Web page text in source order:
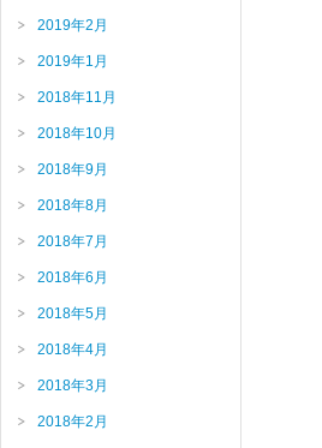
2019年2月
2019年1月
2018年11月
2018年10月
2018年9月
2018年8月
2018年7月
2018年6月
2018年5月
2018年4月
2018年3月
2018年2月